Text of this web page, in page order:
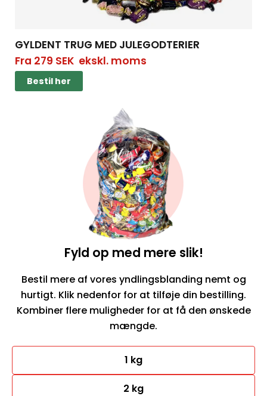
GYLDENT TRUG MED JULEGODTERIER
Fra 279 SEKekskl. moms
Bestil her
Fyld op med mere slik!
Bestil mere af vores yndlingsblanding nemt og
hurtigt. Klik nedenfor for at tilføje din bestilling.
Kombiner flere muligheder for at få den ønskede
mængde.
1 kg
2 kg